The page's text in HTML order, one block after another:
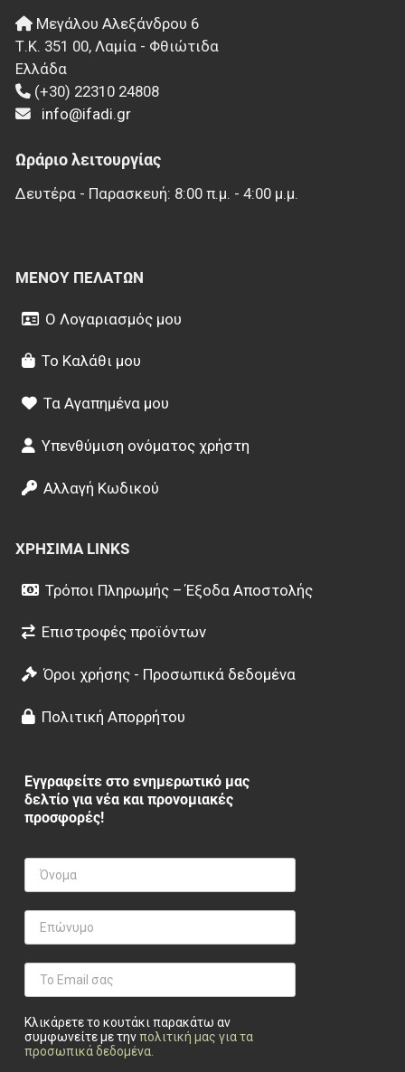
Μεγάλου Αλεξάνδρου 6
Τ.Κ. 351 00, Λαμία - Φθιώτιδα
Ελλάδα
(+30) 22310 24808
info@ifadi.gr
Ωράριο λειτουργίας
Δευτέρα - Παρασκευή: 8:00 π.μ. - 4:00 μ.μ.
ΜΕΝΟΎ ΠΕΛΑΤΏΝ
Ο Λογαριασμός μου
Το Καλάθι μου
Τα Αγαπημένα μου
Υπενθύμιση ονόματος χρήστη
Αλλαγή Κωδικού
ΧΡΉΣΙΜΑ LINKS
Τρόποι Πληρωμής – Έξοδα Αποστολής
Επιστροφές προϊόντων
Όροι χρήσης - Προσωπικά δεδομένα
Πολιτική Απορρήτου
Εγγραφείτε στο ενημερωτικό μας
δελτίο για νέα και προνομιακές
προσφορές!
Κλικάρετε το κουτάκι παρακάτω αν
συμφωνείτε με τηνπολιτική μας για τα
προσωπικά δεδομένα.